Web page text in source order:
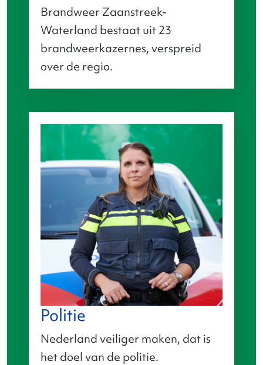
Brandweer Zaanstreek-
Waterland bestaat uit 23
brandweerkazernes, verspreid
over de regio.
Politie
Nederland veiliger maken, dat is
het doel van de politie.